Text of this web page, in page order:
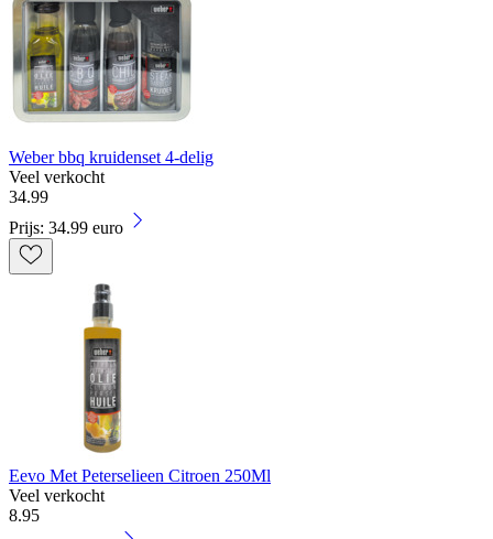
Weber bbq kruidenset 4-delig
Veel verkocht
34.99
Prijs: 34.99 euro
Eevo Met Peterselieen Citroen 250Ml
Veel verkocht
8.95